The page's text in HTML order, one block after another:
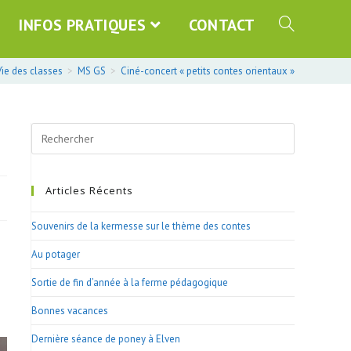
INFOS PRATIQUES CONTACT
des classes > MS GS > Ciné-concert « petits contes orientaux »
Search
this
Articles Récents
Souvenirs de la kermesse sur le thème des contes
Au potager
Sortie de fin d’année à la ferme pédagogique
Bonnes vacances
Dernière séance de poney à Elven